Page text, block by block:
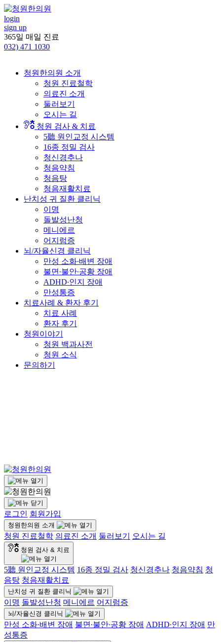
콘
텐
츠
로
건
login
sign up
365일 매일 진료
032) 471 1030
청원한의원 소개
청원 진료철학
의료진 소개
둘러보기
오시는 길
청원 검사 & 치료
5聽 원인교정 시스템
16종 정밀 검사
청신경추나
청음약침
청음탕
청음재활치료
난치성 귀 질환 클리닉
이명
돌발성난청
메니에르
어지럼증
뇌/자율신경 클리닉
만성 소화∙배변 장애
불면∙불안∙공황 장애
ADHD∙인지 장애
만성통증
치료사례 & 환자 후기
치료 사례
환자 후기
청원이야기
청원 백과사전
청원 소식
문의하기
로그인 회원가입
청원한의원 소개
청원 진료철학 의료진 소개 둘러보기 오시는 길
청원 검사 & 치료
5聽 원인교정 시스템 16종 정밀 검사 청신경추나 청음약침 청
음탕 청음재활치료
난치성 귀 질환 클리닉
이명 돌발성난청 메니에르 어지럼증
뇌/자율신경 클리닉
만성 소화∙배변 장애 불면∙불안∙공황 장애 ADHD∙인지 장애 만
성통증